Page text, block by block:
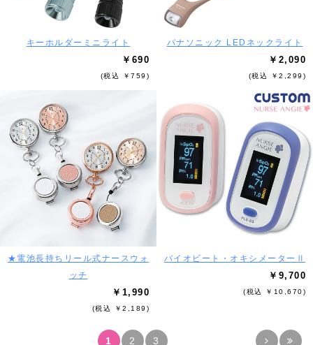
キーホルダーミニライト
￥690
(税込 ￥759)
パナソニック LEDネックライト
￥2,090
(税込 ￥2,299)
★電池長持ちリール式ナースウォ
ッチ
￥1,990
(税込 ￥2,189)
バイオビート・オキシメーターⅡ
￥9,700
(税込 ￥10,670)
1 2 3